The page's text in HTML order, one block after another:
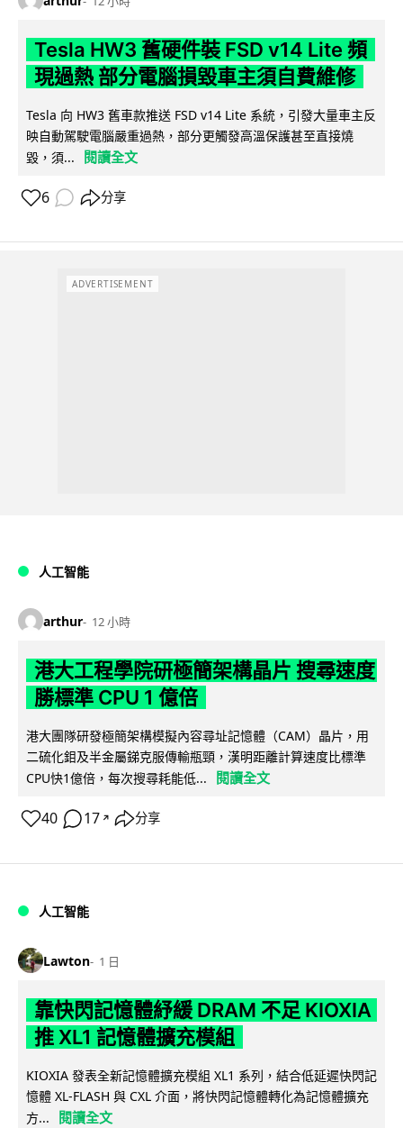
Tesla HW3 舊硬件裝 FSD v14 Lite 頻
現過熱 部分電腦損毀車主須自費維修
Tesla 向 HW3 舊車款推送 FSD v14 Lite 系統，引發大量車主反
映自動駕駛電腦嚴重過熱，部分更觸發高溫保護甚至直接燒
毀，須...
閱讀全文
6 分享
ADVERTISEMENT
人工智能
arthur 12 小時
港大工程學院研極簡架構晶片 搜尋速度
勝標準 CPU 1 億倍
港大團隊研發極簡架構模擬內容尋址記憶體（CAM）晶片，用
二硫化鉬及半金屬銻克服傳輸瓶頸，漢明距離計算速度比標準
CPU快1億倍，每次搜尋耗能低...
閱讀全文
40 17 ↗ 分享
人工智能
Lawton 1 日
靠快閃記憶體紓緩 DRAM 不足 KIOXIA
推 XL1 記憶體擴充模組
KIOXIA 發表全新記憶體擴充模組 XL1 系列，結合低延遲快閃記
憶體 XL-FLASH 與 CXL 介面，將快閃記憶體轉化為記憶體擴充
方...
閱讀全文